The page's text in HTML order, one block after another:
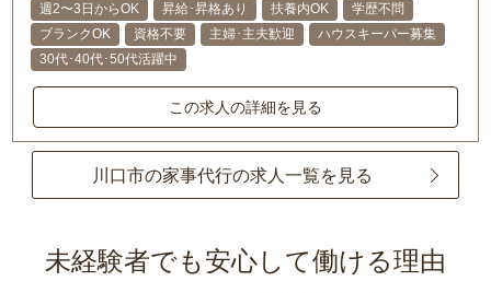
週2〜3日からOK 昇給･昇格あり 扶養内OK
学歴不問
ブランクOK
資格不要 主婦･主夫歓迎
ハウスキーパー募集
30代･40代･50代活躍中
この求人の詳細を見る
川口市の家事代行の求人一覧を見る
未経験者でも安心して働ける理由